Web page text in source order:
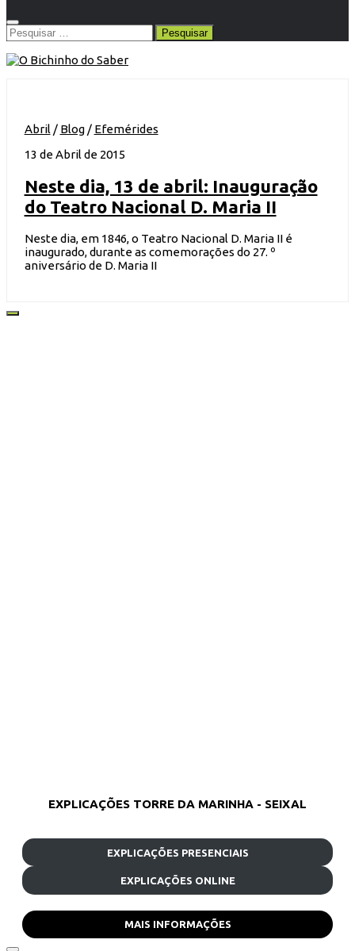
Pesquisar
por:
Abril / Blog/ Efemérides
13 de Abril de 2015
Neste dia, 13 de abril: Inauguração
do Teatro Nacional D. Maria II
Neste dia, em 1846, o Teatro Nacional D. Maria II é
inaugurado, durante as comemorações do 27. º
aniversário de D. Maria II
EXPLICAÇÕES TORRE DA MARINHA - SEIXAL
EXPLICAÇÕES PRESENCIAIS
EXPLICAÇÕES ONLINE
MAIS INFORMAÇÕES